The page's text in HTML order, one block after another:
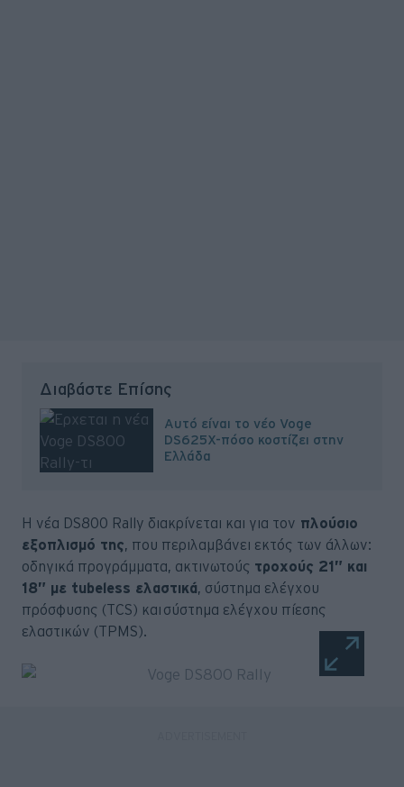
Διαβάστε Επίσης
Αυτό είναι το νέο Voge
DS625X-πόσο κοστίζει στην
Ελλάδα
Η νέα DS800 Rally διακρίνεται και για τον πλούσιο
εξοπλισμό της, που περιλαμβάνει εκτός των άλλων:
οδηγικά προγράμματα, ακτινωτούς τροχούς 21” και
18” με tubeless ελαστικά, σύστημα ελέγχου
πρόσφυσης (TCS) και σύστημα ελέγχου πίεσης
ελαστικών (TPMS).